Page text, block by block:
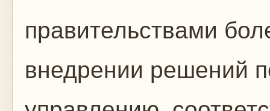
правительствами
внедрении решений